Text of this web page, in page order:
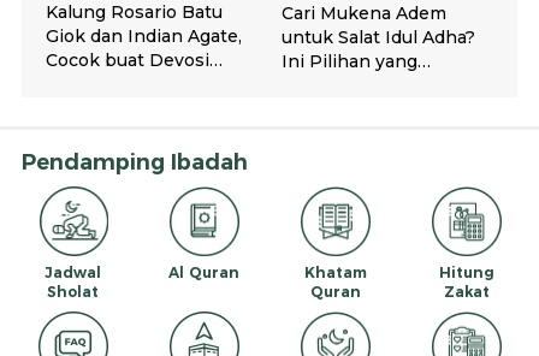
Pendamping Ibadah
Jadwal
Sholat
Al Quran
Khatam
Quran
Hitung
Zakat